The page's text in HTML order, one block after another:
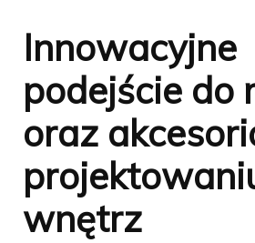
Innowacyjne
podejście do
oraz
wnętrz